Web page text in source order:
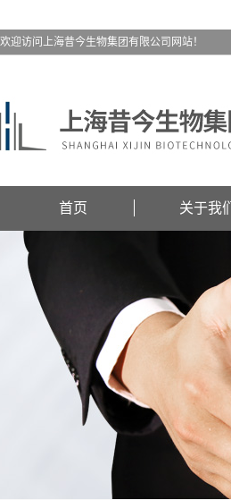
欢迎访问上海昔今生物集团有限公司网站！
首页 关于我们